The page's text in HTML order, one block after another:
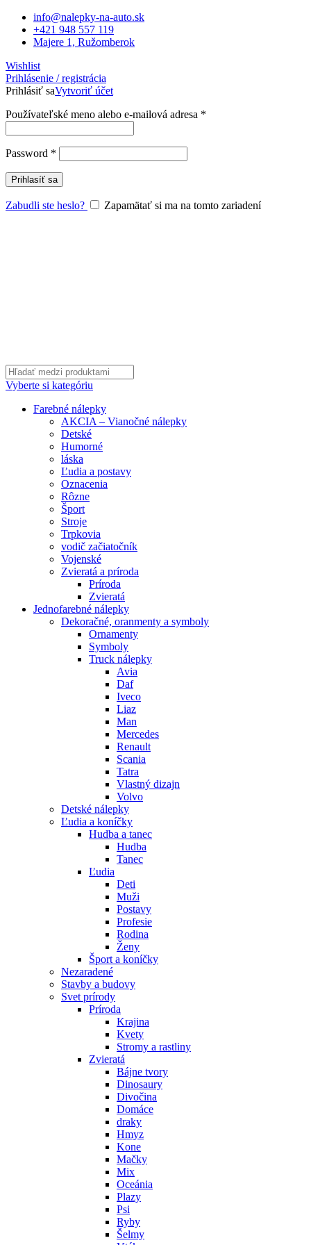
info@nalepky-na-auto.sk
+421 948 557 119
Majere 1, Ružomberok
Wishlist
Prihlásenie / registrácia
Prihlásiť saVytvoriť účet
Používateľské meno alebo e-mailová adresa *
Password *
Prihlasíť sa
Zabudli ste heslo? Zapamätať si ma na tomto zariadení
Oznacenia
Rôzne
Šport
Stroje
Trpkovia
vodič začiatočník
Vojenské
Zvieratá a príroda
Príroda
Zvieratá
Jednofarebné nálepky
Dekoračné, oranmenty a symboly
Symboly
Truck nálepky
Avia
Daf
Iveco
Liaz
Man
Mercedes
Renault
Scania
Tatra
Vlastný dizajn
Volvo
Detské nálepky
Ľudia a koníčky
Hudba a tanec
Hudba
Tanec
Deti
Muži
Postavy
Profesie
Rodina
Ženy
Šport a koníčky
Stavby a budovy
Svet prírody
Príroda
Krajina
Kvety
Stromy a rastliny
Zvieratá
Bájne tvory
Dinosaury
Divočina
Domáce
draky
Hmyz
Kone
Mačky
Mix
Oceánia
Plazy
Psi
Ryby
Šelmy
Vtáky
Sviatočné obdobia a duchovno
Sviatky
Reklamné nápisy
Zadné nálepky
Vojenské a dobrodružné
Vojenské